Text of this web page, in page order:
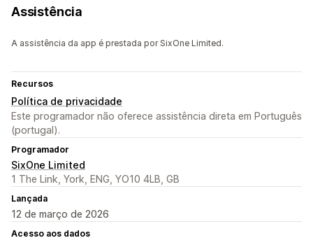
Assistência
A assistência da app é prestada por SixOne Limited.
Recursos
Política de privacidade
Este programador não oferece assistência direta em Português
(portugal).
Programador
SixOne Limited
1 The Link, York, ENG, YO10 4LB, GB
Lançada
12 de março de 2026
Acesso aos dados